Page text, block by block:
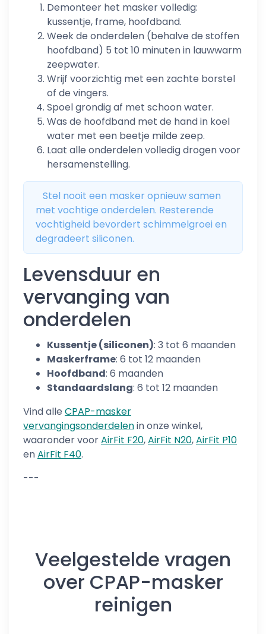
Demonteer het masker volledig:
kussentje, frame, hoofdband.
Week de onderdelen (behalve de stoffen
hoofdband) 5 tot 10 minuten in lauwwarm
zeepwater.
Wrijf voorzichtig met een zachte borstel
of de vingers.
Spoel grondig af met schoon water.
Was de hoofdband met de hand in koel
water met een beetje milde zeep.
Laat alle onderdelen volledig drogen voor
hersamenstelling.
Stel nooit een masker opnieuw samen
met vochtige onderdelen. Resterende
vochtigheid bevordert schimmelgroei en
degradeert siliconen.
Levensduur en
vervanging van
onderdelen
Kussentje (siliconen): 3 tot 6 maanden
Maskerframe: 6 tot 12 maanden
Hoofdband: 6 maanden
Standaardslang: 6 tot 12 maanden
Vind alle CPAP-masker
vervangingsonderdelenin onze winkel,
waaronder voorAirFit F20,AirFit N20,AirFit P10
enAirFit F40.
---
Veelgestelde vragen
over CPAP-masker
reinigen